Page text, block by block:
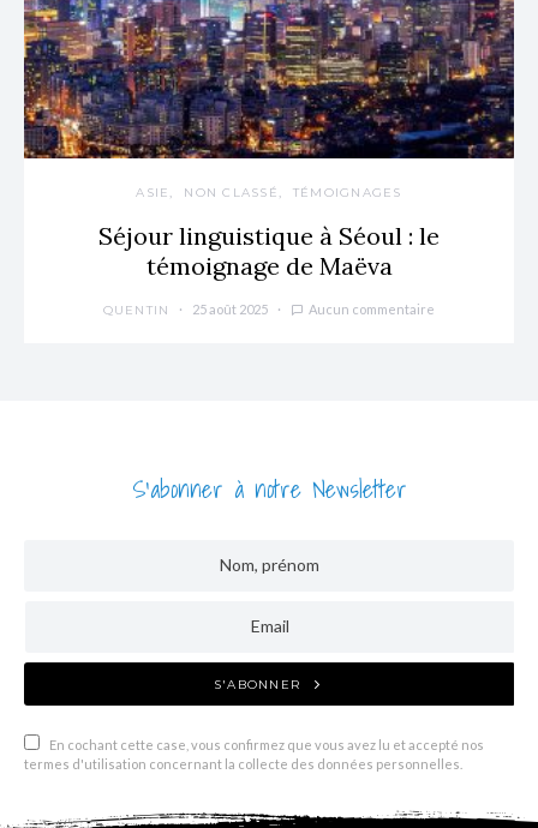
ASIE NON CLASSÉ TÉMOIGNAGES
Séjour linguistique à Séoul : le
témoignage de Maëva
QUENTIN 25 août 2025 Aucun commentaire
S'abonner à notre Newsletter
S'ABONNER
En cochant cette case, vous confirmez que vous avez lu et accepté nos
termes d'utilisation concernant la collecte des données personnelles.